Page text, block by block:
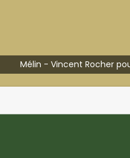
Mélin - Vincent Rocher